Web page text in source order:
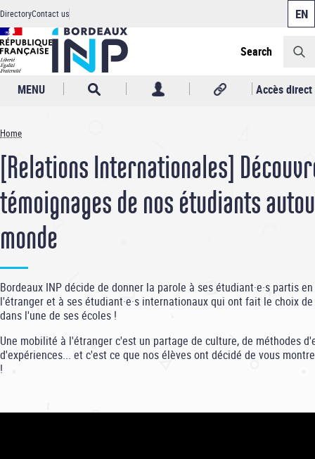
to
main
content
Header
DirectoryContact us
Search
MENU Accès direct
Breadcrumb
Home
[Relations Internationales]
témoignages de nos étudiants
monde
Bordeaux INP décide de donner la parole à ses étudiant·e·s partis
l'étranger et à ses étudiant·e·s internationaux qui ont fait le choix
dans l'une de ses écoles !
Une mobilité à l'étranger c'est un partage de culture, de méthodes
d'expériences... et c'est ce que nos élèves ont décidé de vous
!
Cookies management panel